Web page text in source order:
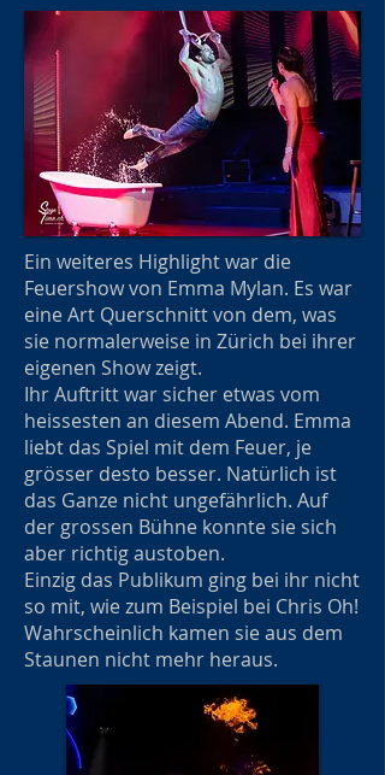
Ein weiteres Highlight war die
Feuershow von Emma Mylan. Es war
eine Art Querschnitt von dem, was
sie normalerweise in Zürich bei ihrer
eigenen Show zeigt.
Ihr Auftritt war sicher etwas vom
heissesten an diesem Abend. Emma
liebt das Spiel mit dem Feuer, je
grösser desto besser. Natürlich ist
das Ganze nicht ungefährlich. Auf
der grossen Bühne konnte sie sich
aber richtig austoben.
Einzig das Publikum ging bei ihr nicht
so mit, wie zum Beispiel bei Chris Oh!
Wahrscheinlich kamen sie aus dem
Staunen nicht mehr heraus.